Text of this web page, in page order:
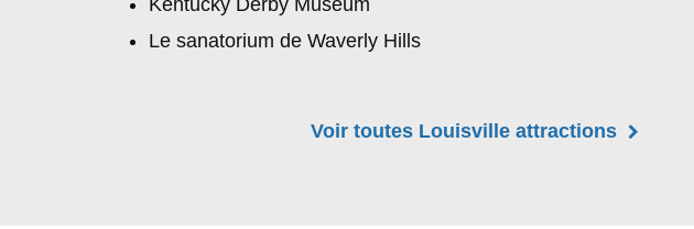
Kentucky Derby Museum
Le sanatorium de Waverly Hills
Voir toutes Louisville attractions